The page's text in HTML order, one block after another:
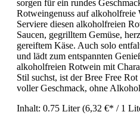
sorgen für ein rundes
Rotweingenuss auf alkoholfreie
Serviere diesen alkoholfreien
Saucen, gegrilltem Gemüse,
gereiftem Käse. Auch solo
und lädt zum entspannten
alkoholfreien Rotwein mit
Stil suchst, ist der Bree Free
voller Geschmack, ohne
Inhalt: 0.75 Liter(6,32 €* / 1